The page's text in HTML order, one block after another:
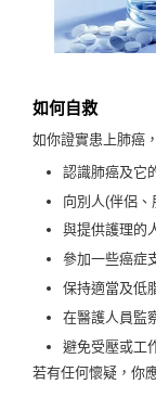
如何自救
如你證實患上肺癌
認識肺癌及它
向別人(伴侶、
與提供護理的
參加一些癌症
保持適當及低
在醫護人員監
避免受壓或工
若有任何懷疑，你